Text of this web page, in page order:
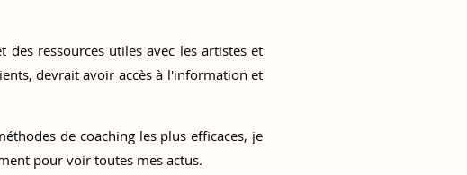
ressources utiles avec les artistes et
devrait avoir accès à l'information et
de coaching les plus efficaces, je
pour voir toutes mes actus.